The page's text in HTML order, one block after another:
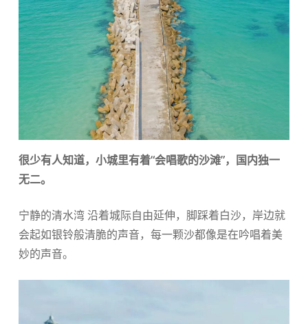
很少有人知道，小城里有着“会唱歌的沙滩”，国内独一
无二。
宁静的清水湾 沿着城际自由延伸，脚踩着白沙，岸边就
会起如银铃般清脆的声音，每一颗沙都像是在吟唱着美
妙的声音。